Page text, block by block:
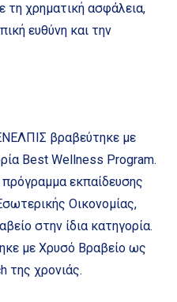
τη χρηματική ασφάλεια,
ευθύνη και την
βραβεύτηκε με
Best Wellness Program.
πρόγραμμα εκπαίδευσης
Οικονομίας,
στην ίδια κατηγορία.
με Χρυσό Βραβείο ως
της χρονιάς.